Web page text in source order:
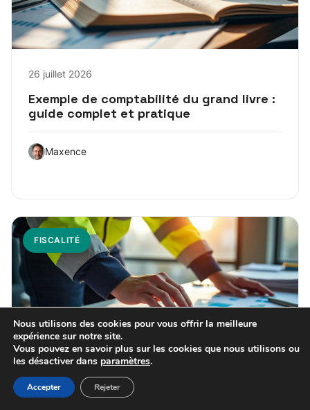
26 juillet 2026
Exemple de comptabilité du grand livre :
guide complet et pratique
Maxence
FISCALITÉ
23 juillet 2026
Nous utilisons des cookies pour vous offrir la meilleure
expérience sur notre site.
Vous pouvez en savoir plus sur les cookies que nous utilisons ou
les désactiver dans paramètres.
Accepter Rejeter